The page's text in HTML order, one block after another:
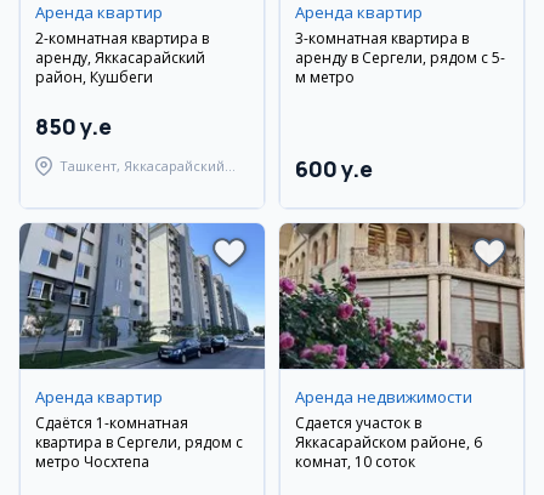
Аренда квартир
2-комнатная квартира в
аренду, Яккасарайский
район, Кушбеги
850 y.e
Ташкент, Яккасарайский
Аренда квартир
3-комнатная квартира в
аренду в Сергели, рядом с 5-
м метро
600 y.e
Аренда квартир
Сдаётся 1-комнатная
квартира в Сергели, рядом с
метро Чосхтепа
Аренда недвижимости
Сдается участок в
Яккасарайском районе, 6
комнат, 10 соток